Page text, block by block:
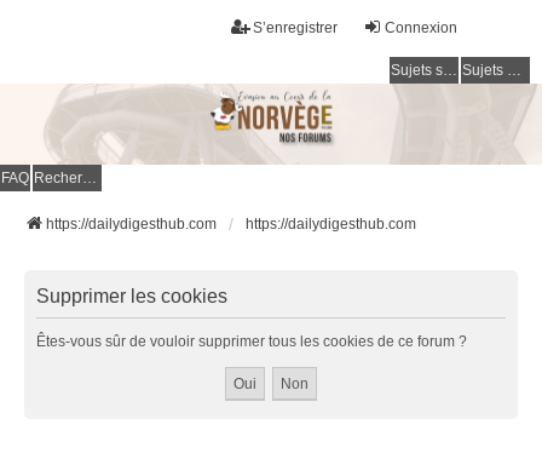
Connexion
S’enregistrer
Sujets sans réponse Sujets actifs
FAQ Rechercher
https://dailydigesthub.com https://dailydigesthub.com
Supprimer les cookies
Êtes-vous sûr de vouloir supprimer tous les cookies de ce forum ?